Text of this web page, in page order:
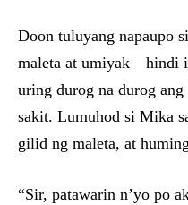
Doon tuluyang napaupo
maleta at umiyak—hindi
uring durog na durog
sakit. Lumuhod si Mika
gilid ng maleta, at
“Sir, patawarin n’yo po